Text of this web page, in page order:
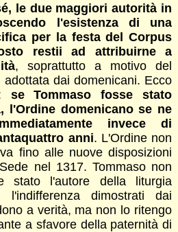
le due maggiori autorità in
l'esistenza di una
per la festa del Corpus
restii ad attribuirne a
, soprattutto a motivo del
dai domenicani. Ecco
se Tommaso fosse stato
l'Ordine domenicano se ne
invece di
anni. L'Ordine non
fino alle nuove disposizioni
nel 1317. Tommaso non
stato l'autore della liturgia
dimostrati dai
a verità, ma non lo ritengo
a sfavore della paternità di